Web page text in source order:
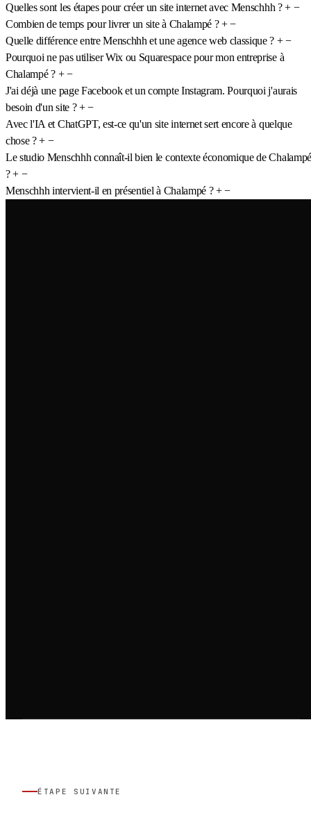
Quelles sont les étapes pour créer un site internet avec Menschhh ? + −
Combien de temps pour livrer un site à Chalampé ? + −
Quelle différence entre Menschhh et une agence web classique ? + −
Pourquoi ne pas utiliser Wix ou Squarespace pour mon entreprise à
Chalampé ? + −
J'ai déjà une page Facebook et un compte Instagram. Pourquoi j'aurais
besoin d'un site ? + −
Avec l'IA et ChatGPT, est-ce qu'un site internet sert encore à quelque
chose ? + −
Le studio Menschhh connaît-il bien le contexte économique de Chalampé
? + −
Menschhh intervient-il en présentiel à Chalampé ? + −
ÉTAPE SUIVANTE